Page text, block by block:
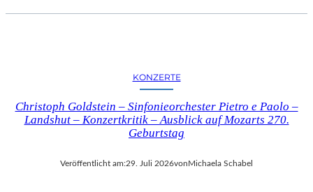
KONZERTE
Christoph Goldstein – Sinfonieorchester Pietro e Paolo –
Landshut – Konzertkritik – Ausblick auf Mozarts 270.
Geburtstag
Veröffentlicht am:29. Juli 2026von Michaela Schabel